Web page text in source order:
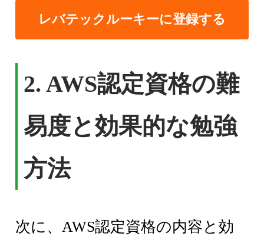
レバテックルーキーに登録する
2. AWS認定資格の難
易度と効果的な勉強
方法
次に、AWS認定資格の内容と効